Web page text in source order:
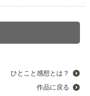
ひとこと感想とは？
作品に戻る